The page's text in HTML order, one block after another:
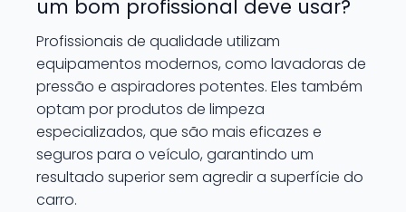
um bom profissional deve usar?
Profissionais de qualidade utilizam
equipamentos modernos, como lavadoras de
pressão e aspiradores potentes. Eles também
optam por produtos de limpeza
especializados, que são mais eficazes e
seguros para o veículo, garantindo um
resultado superior sem agredir a superfície do
carro.